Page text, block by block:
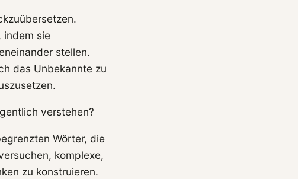
indem sie
stellen.
das Unbekannte zu
verstehen?
Wörter, die
komplexe,
zu konstruieren.